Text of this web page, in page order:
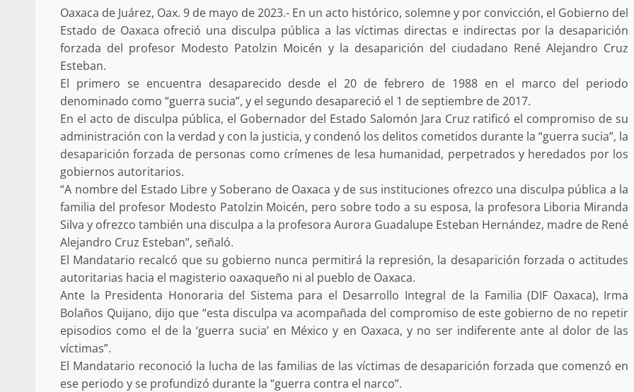
Oaxaca de Juárez, Oax. 9 de mayo de 2023.- En un acto histórico, solemne y por convicción, el Gobierno del
Estado de Oaxaca ofreció una disculpa pública a las víctimas directas e indirectas por la desaparición
forzada del profesor Modesto Patolzin Moicén y la desaparición del ciudadano René Alejandro Cruz
Esteban.
El primero se encuentra desaparecido desde el 20 de febrero de 1988 en el marco del periodo
denominado como “guerra sucia”, y el segundo desapareció el 1 de septiembre de 2017.
En el acto de disculpa pública, el Gobernador del Estado Salomón Jara Cruz ratificó el compromiso de su
administración con la verdad y con la justicia, y condenó los delitos cometidos durante la “guerra sucia”, la
desaparición forzada de personas como crímenes de lesa humanidad, perpetrados y heredados por los
gobiernos autoritarios.
“A nombre del Estado Libre y Soberano de Oaxaca y de sus instituciones ofrezco una disculpa pública a la
familia del profesor Modesto Patolzin Moicén, pero sobre todo a su esposa, la profesora Liboria Miranda
Silva y ofrezco también una disculpa a la profesora Aurora Guadalupe Esteban Hernández, madre de René
Alejandro Cruz Esteban”, señaló.
El Mandatario recalcó que su gobierno nunca permitirá la represión, la desaparición forzada o actitudes
autoritarias hacia el magisterio oaxaqueño ni al pueblo de Oaxaca.
Ante la Presidenta Honoraria del Sistema para el Desarrollo Integral de la Familia (DIF Oaxaca), Irma
Bolaños Quijano, dijo que “esta disculpa va acompañada del compromiso de este gobierno de no repetir
episodios como el de la ‘guerra sucia’ en México y en Oaxaca, y no ser indiferente ante al dolor de las
víctimas”.
El Mandatario reconoció la lucha de las familias de las víctimas de desaparición forzada que comenzó en
ese periodo y se profundizó durante la “guerra contra el narco”.
Se normaliza la circulación vehicular a la
altura del puente Templadera, San Pedro
Tapanatepec
22 octubre 2024
¡Histórico! Bukele elimina el presupuesto a
los partidos políticos.
Sanciona Municipio de Oaxaca de
Juárez caso de maltrato animal tras
admin 16 julio 2026
Exhorta Poder Legislativo al IEEPO
técnica y estructural integral de las
instalaciones de la Escuela
Secundaria General Moisés Sáenz
admin 5 agosto 2026